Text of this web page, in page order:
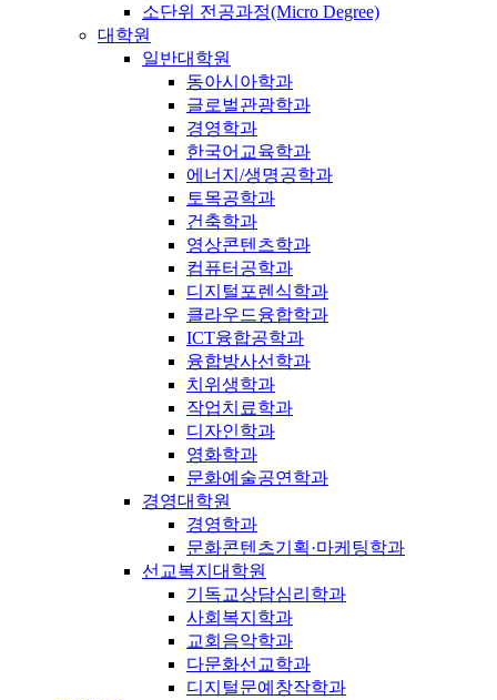
소단위 전공과정(Micro Degree)
대학원
일반대학원
동아시아학과
글로벌관광학과
경영학과
한국어교육학과
에너지/생명공학과
토목공학과
건축학과
영상콘텐츠학과
컴퓨터공학과
디지털포렌식학과
클라우드융합학과
ICT융합공학과
융합방사선학과
치위생학과
작업치료학과
디자인학과
영화학과
문화예술공연학과
경영대학원
경영학과
문화콘텐츠기획·마케팅학과
선교복지대학원
기독교상담심리학과
사회복지학과
교회음악학과
다문화선교학과
디지털문예창작학과